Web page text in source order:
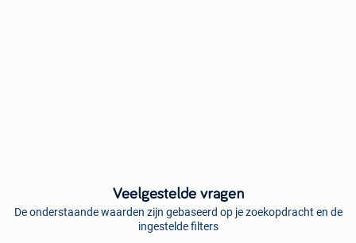
Veelgestelde vragen
De onderstaande waarden zijn gebaseerd op je zoekopdracht en de
ingestelde filters